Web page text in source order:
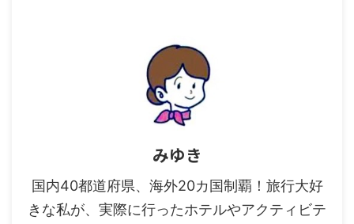
みゆき
国内40都道府県、海外20カ国制覇！旅行大好
きな私が、実際に行ったホテルやアクティビテ